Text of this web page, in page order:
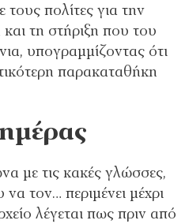
πολίτες για την
τη στήριξη που του
υπογραμμίζοντας ότι
παρακαταθήκη
με τις κακές γλώσσες,
να τον… περιμένει μέχρι
λέγεται πως πριν από